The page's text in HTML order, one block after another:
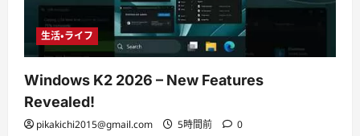
生活・ライフ
Windows K2 2026 – New Features
Revealed!
pikakichi2015@gmail.com 5時間前 0